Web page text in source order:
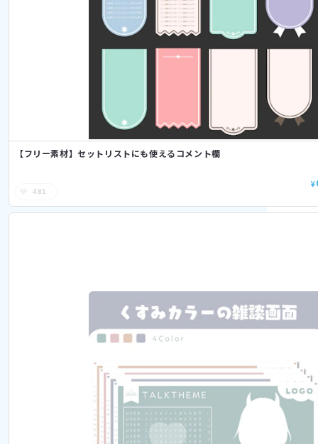
【フリー素材】セットリストにも使えるコメント欄
481
¥